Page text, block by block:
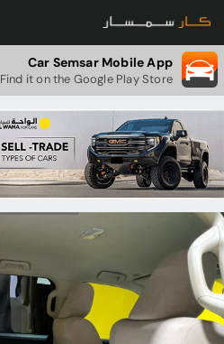
Car Semsar Mobile App
Find it on the Google Play Store.